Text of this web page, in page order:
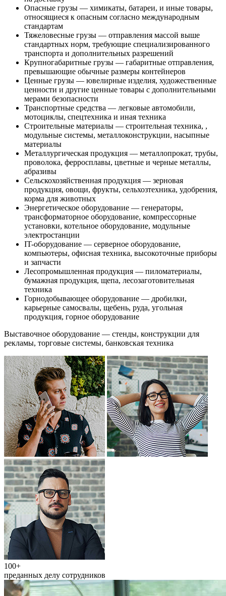
Опасные грузы — химикаты, батареи, и иные товары,
относящиеся к опасным согласно международным
стандартам
Тяжеловесные грузы — отправления массой выше
стандартных норм, требующие специализированного
транспорта и дополнительных разрешений
Крупногабаритные грузы — габаритные отправления,
превышающие обычные размеры контейнеров
Ценные грузы — ювелирные изделия, художественные
ценности и другие ценные товары с дополнительными
мерами безопасности
Транспортные средства — легковые автомобили,
мотоциклы, спецтехника и иная техника
Строительные материалы — строительная техника, ,
модульные системы, металлоконструкции, насыпные
материалы
Металлургическая продукция — металлопрокат, трубы,
проволока, ферросплавы, цветные и черные металлы,
абразивы
Сельскохозяйственная продукция — зерновая
продукция, овощи, фрукты, сельхозтехника, удобрения,
корма для животных
Энергетическое оборудование — генераторы,
трансформаторное оборудование, компрессорные
установки, котельное оборудование, модульные
электростанции
IT-оборудование — серверное оборудование,
компьютеры, офисная техника, высокоточные приборы
и запчасти
Лесопромышленная продукция — пиломатериалы,
бумажная продукция, щепа, лесозаготовительная
техника
Горнодобывающее оборудование — дробилки,
карьерные самосвалы, щебень, руда, угольная
продукция, горное оборудование
Выставочное оборудование — стенды, конструкции для
рекламы, торговые системы, банковская техника
100+
преданных делу сотрудников